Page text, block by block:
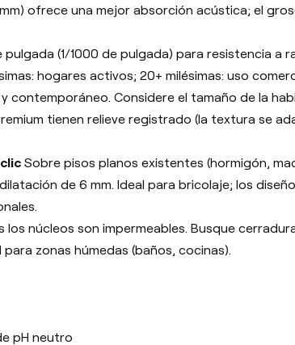
ofrece una mejor absorción acústica; el
pulgada (1/1000 de pulgada) para resistencia a
hogares activos; 20+ milésimas: uso
contemporáneo. Considere el tamaño de la
tienen relieve registrado (la textura se
Sobre pisos planos existentes (hormigón,
de 6 mm. Ideal para bricolaje; los
los núcleos son impermeables. Busque
zonas húmedas (baños, cocinas).
pH neutro